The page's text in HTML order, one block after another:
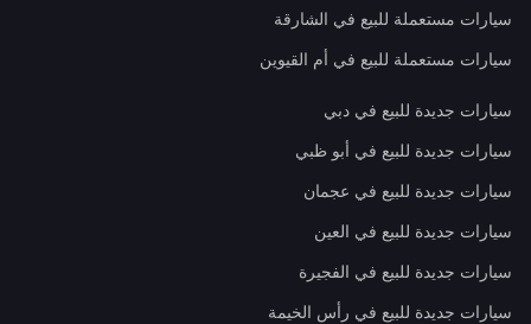
سيارات مستعملة للبيع في الشارقة
سيارات مستعملة للبيع في أم القيوين
سيارات جديدة للبيع في دبي
سيارات جديدة للبيع في أبو ظبي
سيارات جديدة للبيع في عجمان
سيارات جديدة للبيع في العين
سيارات جديدة للبيع في الفجيرة
سيارات جديدة للبيع في رأس الخيمة